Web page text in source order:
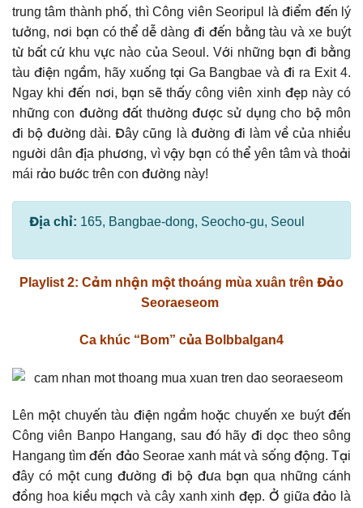
trung tâm thành phố, thì Công viên Seoripul là điểm đến lý
tưởng, nơi bạn có thể dễ dàng đi đến bằng tàu và xe buýt
từ bất cứ khu vực nào của Seoul. Với những bạn đi bằng
tàu điện ngầm, hãy xuống tại Ga Bangbae và đi ra Exit 4.
Ngay khi đến nơi, bạn sẽ thấy công viên xinh đẹp này có
những con đường đất thường được sử dụng cho bộ môn
đi bộ đường dài. Đây cũng là đường đi làm về của nhiều
người dân địa phương, vì vậy bạn có thể yên tâm và thoải
mái rảo bước trên con đường này!
Địa chỉ: 165, Bangbae-dong, Seocho-gu, Seoul
Playlist 2: Cảm nhận một thoáng mùa xuân trên Đảo
Seoraeseom
Ca khúc “Bom” của Bolbbalgan4
Lên một chuyến tàu điện ngầm hoặc chuyến xe buýt đến
Công viên Banpo Hangang, sau đó hãy đi dọc theo sông
Hangang tìm đến đảo Seorae xanh mát và sống động. Tại
đây có một cung đường đi bộ đưa bạn qua những cánh
đồng hoa kiều mạch và cây xanh xinh đẹp. Ở giữa đảo là